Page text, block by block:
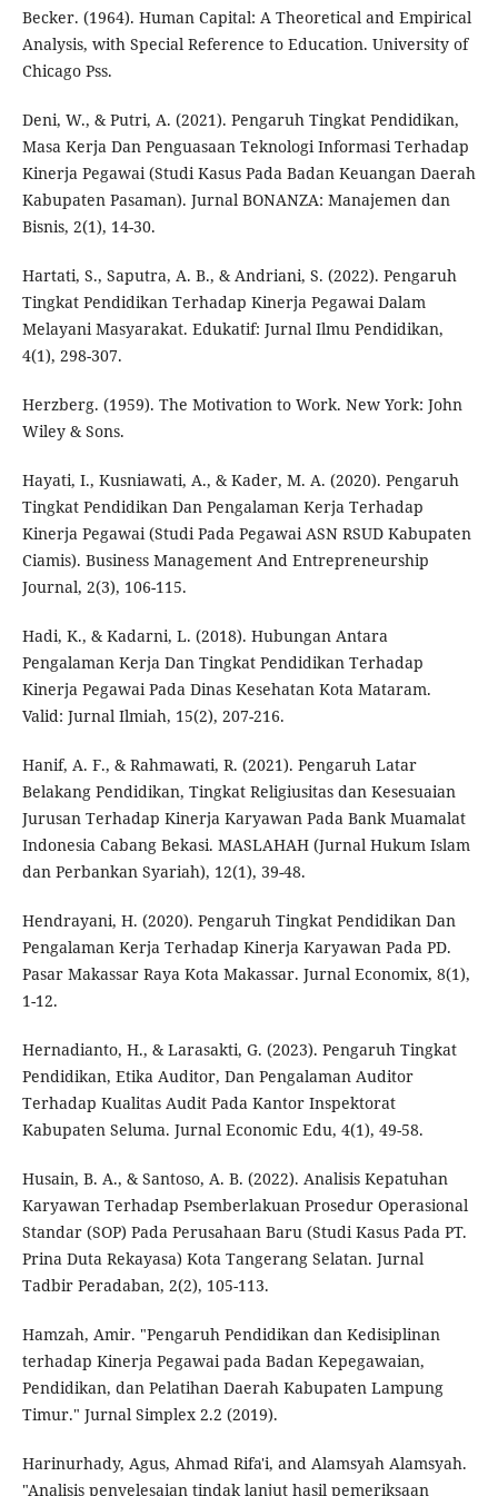
Becker. (1964). Human Capital: A Theoretical and Empirical
Analysis, with Special Reference to Education. University of
Chicago Pss.
Deni, W., & Putri, A. (2021). Pengaruh Tingkat Pendidikan,
Masa Kerja Dan Penguasaan Teknologi Informasi Terhadap
Kinerja Pegawai (Studi Kasus Pada Badan Keuangan Daerah
Kabupaten Pasaman). Jurnal BONANZA: Manajemen dan
Bisnis, 2(1), 14-30.
Hartati, S., Saputra, A. B., & Andriani, S. (2022). Pengaruh
Tingkat Pendidikan Terhadap Kinerja Pegawai Dalam
Melayani Masyarakat. Edukatif: Jurnal Ilmu Pendidikan,
4(1), 298-307.
Herzberg. (1959). The Motivation to Work. New York: John
Wiley & Sons.
Hayati, I., Kusniawati, A., & Kader, M. A. (2020). Pengaruh
Tingkat Pendidikan Dan Pengalaman Kerja Terhadap
Kinerja Pegawai (Studi Pada Pegawai ASN RSUD Kabupaten
Ciamis). Business Management And Entrepreneurship
Journal, 2(3), 106-115.
Hadi, K., & Kadarni, L. (2018). Hubungan Antara
Pengalaman Kerja Dan Tingkat Pendidikan Terhadap
Kinerja Pegawai Pada Dinas Kesehatan Kota Mataram.
Valid: Jurnal Ilmiah, 15(2), 207-216.
Hanif, A. F., & Rahmawati, R. (2021). Pengaruh Latar
Belakang Pendidikan, Tingkat Religiusitas dan Kesesuaian
Jurusan Terhadap Kinerja Karyawan Pada Bank Muamalat
Indonesia Cabang Bekasi. MASLAHAH (Jurnal Hukum Islam
dan Perbankan Syariah), 12(1), 39-48.
Hendrayani, H. (2020). Pengaruh Tingkat Pendidikan Dan
Pengalaman Kerja Terhadap Kinerja Karyawan Pada PD.
Pasar Makassar Raya Kota Makassar. Jurnal Economix, 8(1),
1-12.
Hernadianto, H., & Larasakti, G. (2023). Pengaruh Tingkat
Pendidikan, Etika Auditor, Dan Pengalaman Auditor
Terhadap Kualitas Audit Pada Kantor Inspektorat
Kabupaten Seluma. Jurnal Economic Edu, 4(1), 49-58.
Husain, B. A., & Santoso, A. B. (2022). Analisis Kepatuhan
Karyawan Terhadap Psemberlakuan Prosedur Operasional
Standar (SOP) Pada Perusahaan Baru (Studi Kasus Pada PT.
Prina Duta Rekayasa) Kota Tangerang Selatan. Jurnal
Tadbir Peradaban, 2(2), 105-113.
Hamzah, Amir. "Pengaruh Pendidikan dan Kedisiplinan
terhadap Kinerja Pegawai pada Badan Kepegawaian,
Pendidikan, dan Pelatihan Daerah Kabupaten Lampung
Timur." Jurnal Simplex 2.2 (2019).
Harinurhady, Agus, Ahmad Rifa'i, and Alamsyah Alamsyah.
"Analisis penyelesaian tindak lanjut hasil pemeriksaan